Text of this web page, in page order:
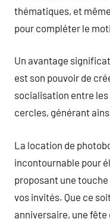
thématiques, et
pour compléter le
Un avantage
est son pouvoir de
socialisation entre
cercles, générant
La location de
incontournable pour
proposant une
vos invités. Que ce
anniversaire, une fête